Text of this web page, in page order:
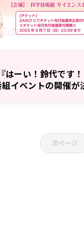
はーい！鈴代です
イベントの開催が
次ページ